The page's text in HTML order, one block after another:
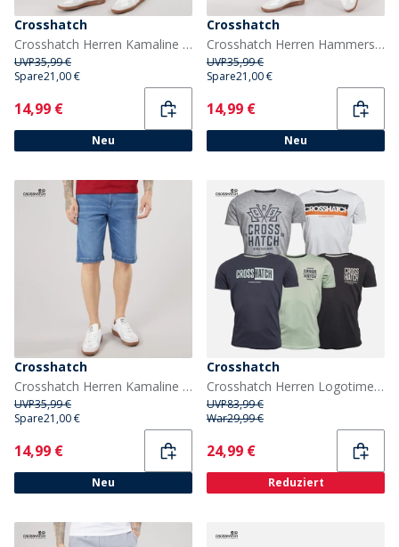
Crosshatch
Crosshatch Herren Kamaline Denim Shorts Dark Wash
UVP35,99 €
Spare21,00 €
Current
14,99 €
Neu
Crosshatch
Crosshatch Herren Hammersmith Denim Shorts Light Wash
UVP35,99 €
Spare21,00 €
Current
14,99 €
Neu
Crosshatch
Crosshatch Herren Kamaline Denim Shorts Mid Wash
UVP35,99 €
Spare21,00 €
Current
14,99 €
Neu
Crosshatch
Crosshatch Herren Logotime Fünferpack T-Shirts Schwarz / Weiss / Marineblau / Mint / Grau meliert
UVP83,99 €
War29,99 €
Current
24,99 €
Reduziert